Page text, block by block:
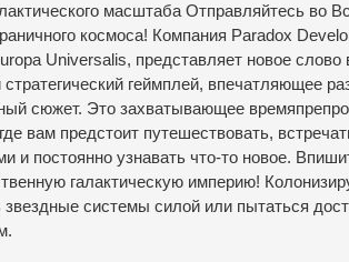
масштаба Отправляйтесь во
космоса! Компания Paradox
Universalis, представляет новое слово
геймплей, впечатляющее
сюжет. Это захватывающее
вам предстоит путешествовать,
и постоянно узнавать что-то новое.
галактическую империю!
звездные системы силой или пытаться